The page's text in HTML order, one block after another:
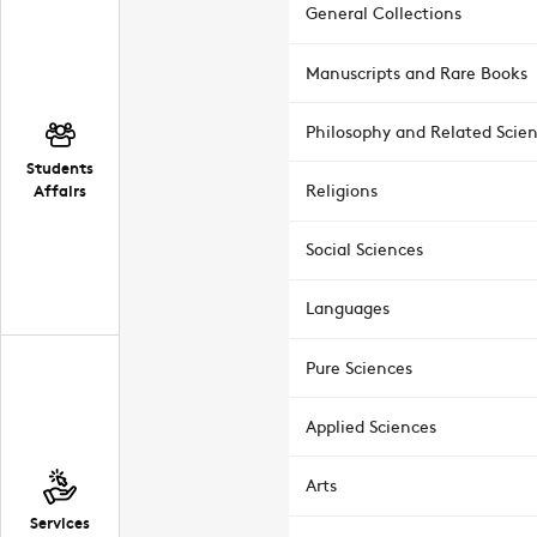
Students
Affairs
Services
General Collections
Manuscripts and Rare Books
Philosophy and Related
Religions
Social Sciences
Languages
Pure Sciences
Applied Sciences
Arts